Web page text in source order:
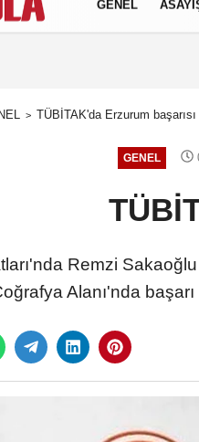
Gizlilik Politikası
GENEL
TÜBİTAK'da Erzurum başarısı
GENEL
Remzi
Alanı'nda